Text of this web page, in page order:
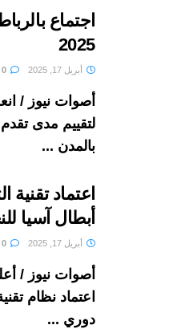
اجتماع
2025
أبريل 17, 2025
أصوات نيوز /
لتقييم مدى
بالمدن ...
اعتماد
أبطال آسيا
أبريل 17, 2025
أصوات نيوز /
دوري ...